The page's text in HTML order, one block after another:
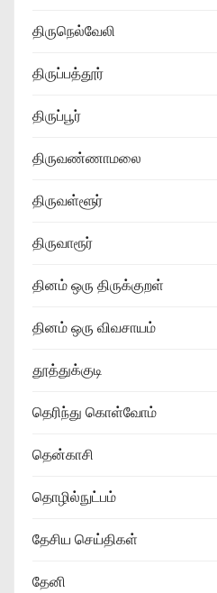
திருநெல்வேலி
திருப்பத்தூர்
திருப்பூர்
திருவண்ணாமலை
திருவள்ளூர்
திருவாரூர்
தினம் ஒரு திருக்குறள்
தினம் ஒரு விவசாயம்
தூத்துக்குடி
தெரிந்து கொள்வோம்
தென்காசி
தொழில்நுட்பம்
தேசிய செய்திகள்
தேனி